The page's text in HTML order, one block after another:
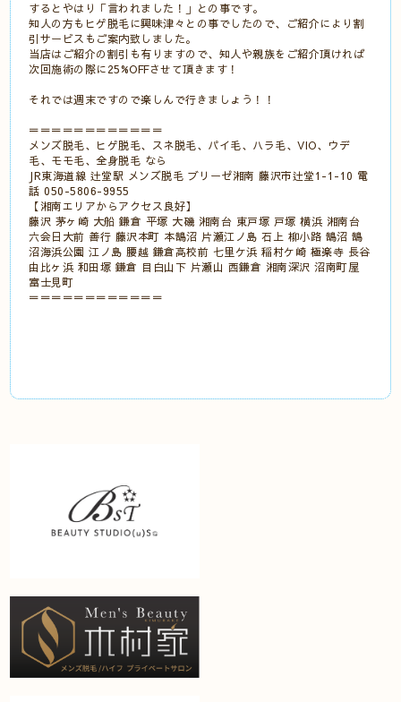
するとやはり「言われました！」との事です。
知人の方もヒゲ脱毛に興味津々との事でしたので、ご紹介により割
引サービスもご案内致しました。
当店はご紹介の割引も有りますので、知人や親族をご紹介頂ければ
次回施術の際に25%OFFさせて頂きます！
それでは週末ですので楽しんで行きましょう！！
＝＝＝＝＝＝＝＝＝＝＝＝
メンズ脱毛、ヒゲ脱毛、スネ脱毛、パイ毛、ハラ毛、VIO、ウデ
毛、モモ毛、全身脱毛 なら
JR東海道線 辻堂駅 メンズ脱毛 ブリーゼ湘南 藤沢市辻堂1-1-10 電
話 050-5806-9955
【湘南エリアからアクセス良好】
藤沢 茅ヶ崎 大船 鎌倉 平塚 大磯 湘南台 東戸塚 戸塚 横浜 湘南台
六会日大前 善行 藤沢本町 本鵠沼 片瀬江ノ島 石上 柳小路 鵠沼 鵠
沼海浜公園 江ノ島 腰越 鎌倉高校前 七里ケ浜 稲村ケ崎 極楽寺 長谷
由比ヶ浜 和田塚 鎌倉 目白山下 片瀬山 西鎌倉 湘南深沢 沼南町屋
富士見町
＝＝＝＝＝＝＝＝＝＝＝＝